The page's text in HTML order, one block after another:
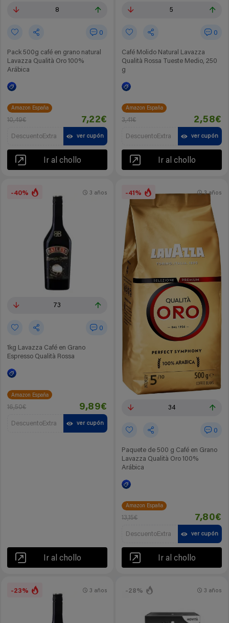
8
0
Pack 500g café en grano natural
Lavazza Qualità Oro 100%
Arábica
Amazon España
10,49€ 7,22€
DescuentoExtra ver cupón
Ir al chollo
5
0
Café Molido Natural Lavazza
Qualità Rossa Tueste Medio, 250
g
Amazon España
3,41€ 2,58€
DescuentoExtra ver cupón
Ir al chollo
-40%
73
0
1kg Lavazza Café en Grano
Espresso Qualità Rossa
3 años
Amazon España
16,50€ 9,89€
DescuentoExtra ver cupón
Ir al chollo
-41%
34
0
Paquete de 500 g Café en Grano
Lavazza Qualità Oro 100%
Arábica
3 años
Amazon España
13,15€ 7,80€
DescuentoExtra ver cupón
Ir al chollo
-23% 3 años -28% 3 años